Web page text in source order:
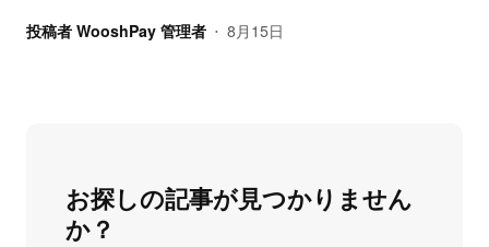
投稿者 WooshPay 管理者 • 8月15日
お探しの記事が見つかりません
か？